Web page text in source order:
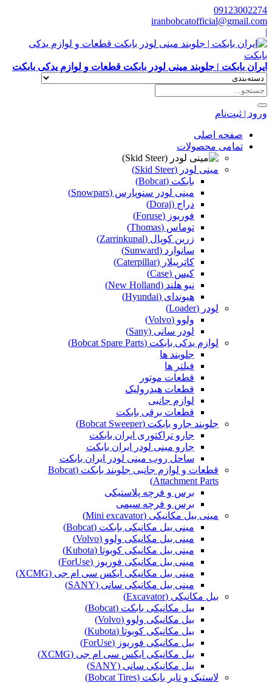
09123002274
iranbobcatofficial@gmail.com
|
ایران بابکت | جلوبند مینی لودر بابکت قطعات و لوازم یدکی بابکت
ورود | ثبت‌نام
صفحه اصلی
تمامی محصولات
مینی لودر (Skid Steer)
بابکت (Bobcat)
مینی لودر سنوپارس (Snowpars)
دراج (Doraj)
فوریوز (Foruse)
توماس (Thomas)
زرین کوپال (Zarrinkupal)
سانوارد (Sunward)
کاترپیلار (Caterpillar)
کیس (Case)
نیو هلند (New Holland)
هیوندای (Hyundai)
لودر (Loader)
ولوو (Volvo)
لودر سانی (Sany)
لوازم یدکی بابکت (Bobcat Spare Parts)
جلوبند ها
فیلتر ها
قطعات موتور
قطعات هیدرولیک
لوازم جانبی
قطعات برقی بابکت
جلوبند جارو بابکت (Bobcat Sweeper)
جارو تراکتوری ایران بابکت
جارو مینی لودر ایران بابکت
ساحل روب مینی لودر ایران بابکت
قطعات و لوازم جانبی جلوبند بابکت (Bobcat
Attachment Parts)
برس و فرچه پلاستیکی
برس و فرچه سیمی
مینی بیل مکانیکی (Mini excavator)
مینی بیل مکانیکی بابکت (Bobcat)
مینی بیل مکانیکی ولوو (Volvo)
مینی بیل مکانیکی کوبوتا (Kubota)
مینی بیل مکانیکی فوریوز (ForUse)
مینی بیل مکانیکی ایکس سی ام جی (XCMG)
مینی بیل مکانیکی سانی (SANY)
بیل مکانیکی (Excavator)
بیل مکانیکی بابکت (Bobcat)
بیل مکانیکی ولوو (Volvo)
بیل مکانیکی کوبوتا (Kubota)
بیل مکانیکی فوریوز (ForUse)
بیل مکانیکی ایکس سی ام جی (XCMG)
بیل مکانیکی سانی (SANY)
لاستیک و تایر بابکت (Bobcat Tires)